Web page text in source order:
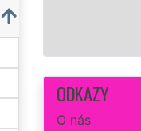
ODKAZY
O nás